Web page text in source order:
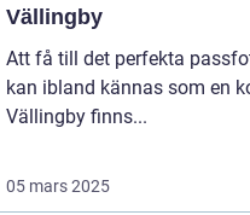
Vällingby
Att få till det perfekta
kan ibland kännas som en
Vällingby finns...
05 mars 2025